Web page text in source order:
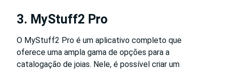
3. MyStuff2 Pro
O MyStuff2 Pro é um aplicativo completo que
oferece uma ampla gama de opções para a
catalogação de joias. Nele, é possível criar um